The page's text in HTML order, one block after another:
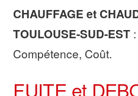
CHAUFFAGE et
TOULOUSE-SUD-EST
Compétence, Coût.
FUITE et